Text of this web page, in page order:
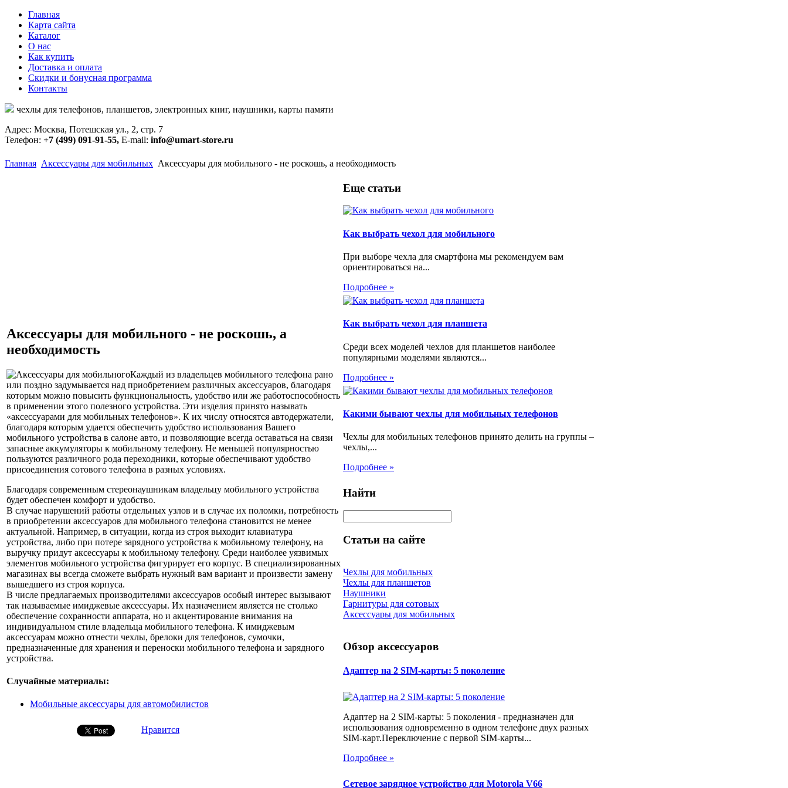
Главная
Карта сайта
Каталог
О нас
Как купить
Доставка и оплата
Скидки и бонусная программа
Контакты
чехлы для телефонов, планшетов, электронных книг, наушники, карты памяти
Адрес: Москва, Потешская ул., 2, стр. 7
Телефон: +7 (499) 091-91-55, E-mail: info@umart-store.ru
Главная Аксессуары для мобильных Аксессуары для мобильного - не роскошь, а необходимость
Аксессуары для мобильного - не роскошь, а
необходимость
Каждый из владельцев мобильного телефона рано
или поздно задумывается над приобретением различных аксессуаров, благодаря
которым можно повысить функциональность, удобство или же работоспособность
в применении этого полезного устройства. Эти изделия принято называть
«аксессуарами для мобильных телефонов». К их числу относятся автодержатели,
благодаря которым удается обеспечить удобство использования Вашего
мобильного устройства в салоне авто, и позволяющие всегда оставаться на связи
запасные аккумуляторы к мобильному телефону. Не меньшей популярностью
пользуются различного рода переходники, которые обеспечивают удобство
присоединения сотового телефона в разных условиях.
Благодаря современным стереонаушникам владельцу мобильного устройства
будет обеспечен комфорт и удобство.
В случае нарушений работы отдельных узлов и в случае их поломки, потребность
в приобретении аксессуаров для мобильного телефона становится не менее
актуальной. Например, в ситуации, когда из строя выходит клавиатура
устройства, либо при потере зарядного устройства к мобильному телефону, на
выручку придут аксессуары к мобильному телефону. Среди наиболее уязвимых
элементов мобильного устройства фигурирует его корпус. В специализированных
магазинах вы всегда сможете выбрать нужный вам вариант и произвести замену
вышедшего из строя корпуса.
В числе предлагаемых производителями аксессуаров особый интерес вызывают
так называемые имиджевые аксессуары. Их назначением является не столько
обеспечение сохранности аппарата, но и акцентирование внимания на
индивидуальном стиле владельца мобильного телефона. К имиджевым
аксессуарам можно отнести чехлы, брелоки для телефонов, сумочки,
предназначенные для хранения и переноски мобильного телефона и зарядного
устройства.
Случайные материалы:
Мобильные аксессуары для автомобилистов
Нравится
Еще статьи
Как выбрать чехол для мобильного
При выборе чехла для смартфона мы рекомендуем вам
ориентироваться на...
Подробнее »
Как выбрать чехол для планшета
Среди всех моделей чехлов для планшетов наиболее
популярными моделями являются...
Подробнее »
Какими бывают чехлы для мобильных телефонов
Чехлы для мобильных телефонов принято делить на группы –
чехлы,...
Подробнее »
Найти
Статьи на сайте
Чехлы для мобильных
Чехлы для планшетов
Наушники
Гарнитуры для сотовых
Аксессуары для мобильных
Обзор аксессуаров
Адаптер на 2 SIM-карты: 5 поколение
Адаптер на 2 SIM-карты: 5 поколения - предназначен для
использования одновременно в одном телефоне двух разных
SIM-карт.Переключение с первой SIM-карты...
Подробнее »
Сетевое зарядное устройство для Motorola V66